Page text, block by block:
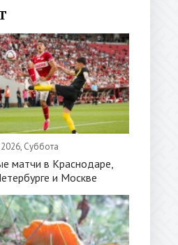
2026, Суббота
матчи в Краснодаре,
и Москве